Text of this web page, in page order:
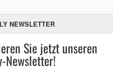
NEWSLETTER
Sie jetzt unseren
Newsletter!